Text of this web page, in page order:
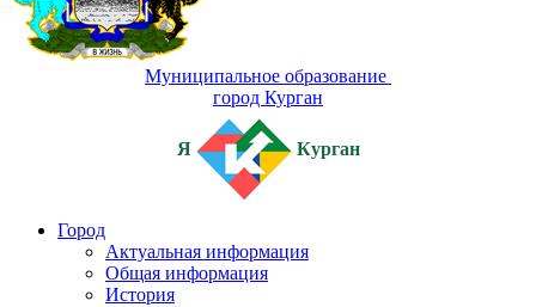
Муниципальное образование
город Курган
Я Курган
Город
Актуальная информация
Общая информация
История